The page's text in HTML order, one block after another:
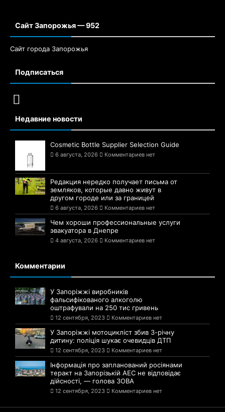
Сайт Запорожья — 952
Сайт города Запорожья
Подписаться
Недавние новости
Cosmetic Bottle Supplier Selection Guide
6 августа, 2026 Комментариев нет
Редакция нередко получает письма от
земляков, которые давно живут в
другом городе или за границей
6 августа, 2026 Комментариев нет
Чем хороши профессиональные услуги
эвакуатора в Днепре
4 августа, 2026 Комментариев нет
Комментарии
У Запоріжжі виробників
фальсифікованого алкоголю
оштрафували на 250 тис гривень
12 сентября, 2023 Комментариев нет
У Запоріжжі мотоцикліст збив 3-річну
дитину: поліція шукає очевидців ДТП
12 сентября, 2023 Комментариев нет
Інформація про запланований росіянами
теракт на Запорізькій АЕС не відповідає
дійсності, — голова ЗОВА
12 сентября, 2023 Комментариев нет